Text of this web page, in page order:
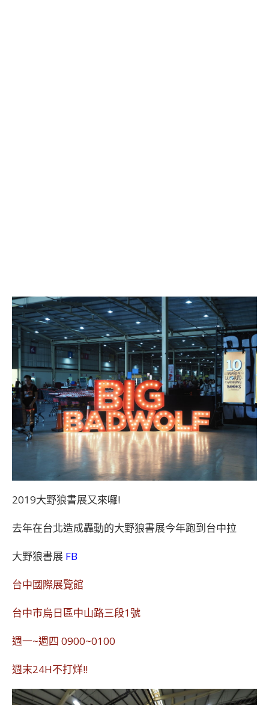
2019大野狼書展又來囉!
去年在台北造成轟動的大野狼書展今年跑到台中拉
大野狼書展 FB
台中國際展覽館
台中市烏日區中山路三段1號
週一~週四 0900~0100
週末24H不打烊!!